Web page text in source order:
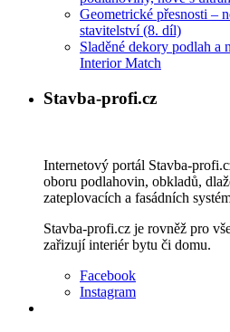
Geometrické přesnosti –
stavitelství (8. díl)
Sladěné dekory podlah a
Interior Match
Stavba-profi.cz
Internetový portál Stavba-
oboru podlahovin, obkladů,
zateplovacích a fasádních
Stavba-profi.cz je rovněž pro
zařizují interiér bytu či domu.
Facebook
Instagram